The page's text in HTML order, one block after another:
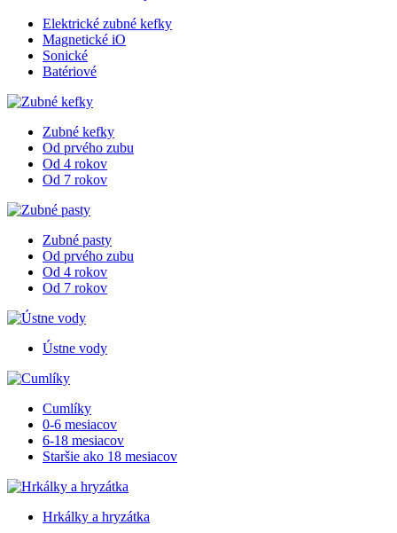
Elektrické zubné kefky
Magnetické iO
Sonické
Batériové
Zubné kefky
Od prvého zubu
Od 4 rokov
Od 7 rokov
Zubné pasty
Od prvého zubu
Od 4 rokov
Od 7 rokov
Ústne vody
Cumlíky
0-6 mesiacov
6-18 mesiacov
Staršie ako 18 mesiacov
Hrkálky a hryzátka